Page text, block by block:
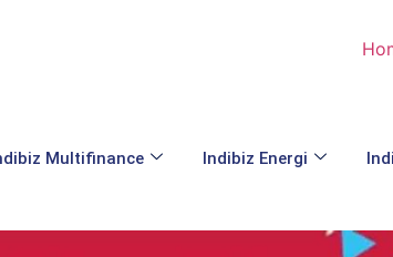
Multifinance Indibiz Energi